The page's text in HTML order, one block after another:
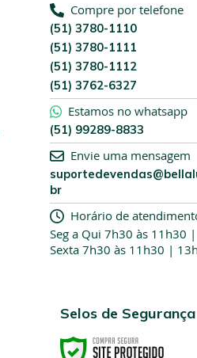
r
s
e
a
n
o
s
a
N
e
e
t
Compre por telefone
(51) 3780-1110
(51) 3780-1111
(51) 3780-1112
(51) 3762-6327
Estamos no whatsapp
(51) 99289-8833
Envie uma mensagem
br
Horário de
Seg a Qui 7h30 às 11h30
Sexta 7h30 às 11h30 |
Selos de Segurança